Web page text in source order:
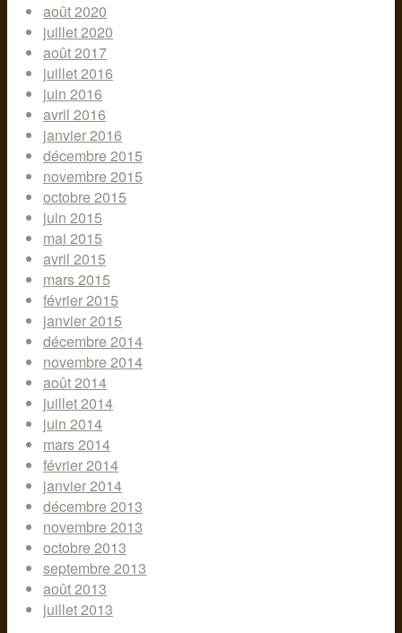
août 2020
juillet 2020
août 2017
juillet 2016
juin 2016
avril 2016
janvier 2016
décembre 2015
novembre 2015
octobre 2015
juin 2015
mai 2015
avril 2015
mars 2015
février 2015
janvier 2015
décembre 2014
novembre 2014
août 2014
juillet 2014
juin 2014
mars 2014
février 2014
janvier 2014
décembre 2013
novembre 2013
octobre 2013
septembre 2013
août 2013
juillet 2013